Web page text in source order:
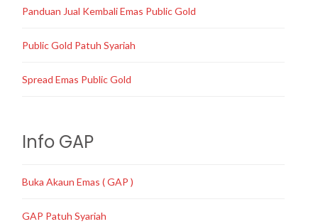
Panduan Jual Kembali Emas Public Gold
Public Gold Patuh Syariah
Spread Emas Public Gold
Info GAP
Buka Akaun Emas ( GAP )
GAP Patuh Syariah